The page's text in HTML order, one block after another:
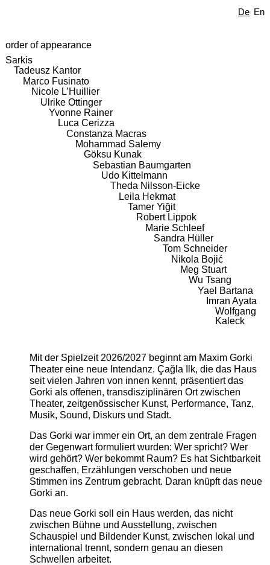
De En
order of appearance
Sarkis
Tadeusz Kantor
Marco Fusinato
Nicole L’Huillier
Ulrike Ottinger
Yvonne Rainer
Luca Cerizza
Constanza Macras
Mohammad Salemy
Göksu Kunak
Sebastian Baumgarten
Udo Kittelmann
Theda Nilsson-Eicke
Leila Hekmat
Tamer Yiğit
Robert Lippok
Marie Schleef
Sandra Hüller
Tom Schneider
Nikola Bojić
Meg Stuart
Wu Tsang
Yael Bartana
Imran Ayata
Wolfgang
Kaleck
Mit der Spielzeit 2026/2027 beginnt am Maxim Gorki
Theater eine neue Intendanz. Çağla Ilk, die das Haus
seit vielen Jahren von innen kennt, präsentiert das
Gorki als offenen, transdisziplinären Ort zwischen
Theater, zeitgenössischer Kunst, Performance, Tanz,
Musik, Sound, Diskurs und Stadt.
Das Gorki war immer ein Ort, an dem zentrale Fragen
der Gegenwart formuliert wurden: Wer spricht? Wer
wird gehört? Wer bekommt Raum? Es hat Sichtbarkeit
geschaffen, Erzählungen verschoben und neue
Stimmen ins Zentrum gebracht. Daran knüpft das neue
Gorki an.
Das neue Gorki soll ein Haus werden, das nicht
zwischen Bühne und Ausstellung, zwischen
Schauspiel und Bildender Kunst, zwischen lokal und
international trennt, sondern genau an diesen
Schwellen arbeitet.